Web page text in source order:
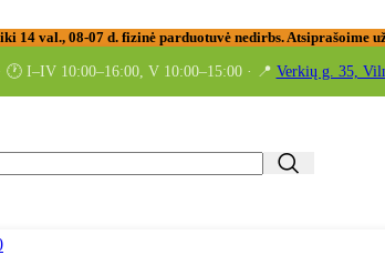
14 val., 08-07 d. fizinė parduotuvė nedirbs. Atsiprašoime
🕐 I–IV 10:00–16:00, V 10:00–15:00 · 📍 Verkių g. 35,